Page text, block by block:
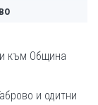
към Община
и одитни